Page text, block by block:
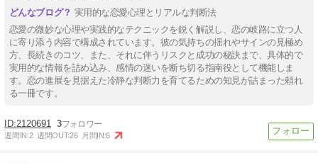
実用的な恋愛心理とリアルな判断法
恋愛の微妙な心理や実践的なテクニックを鋭く解説し、恋の岐路に立つ人
に寄り添う内容で構成されています。彼の気持ちの揺れやサインの見極め
方、長続きのコツ、また、それに伴うリスクと成功の秘訣まで、具体的で
実用的な情報を詰め込み、感情の迷いを断ち切る指南役として機能しま
す。恋の進展を見据えた冷静な判断力を育てるための知見が詰まった頼れ
る一冊です。
2120691 3
週間IN:2 週間OUT:26 月間IN:6